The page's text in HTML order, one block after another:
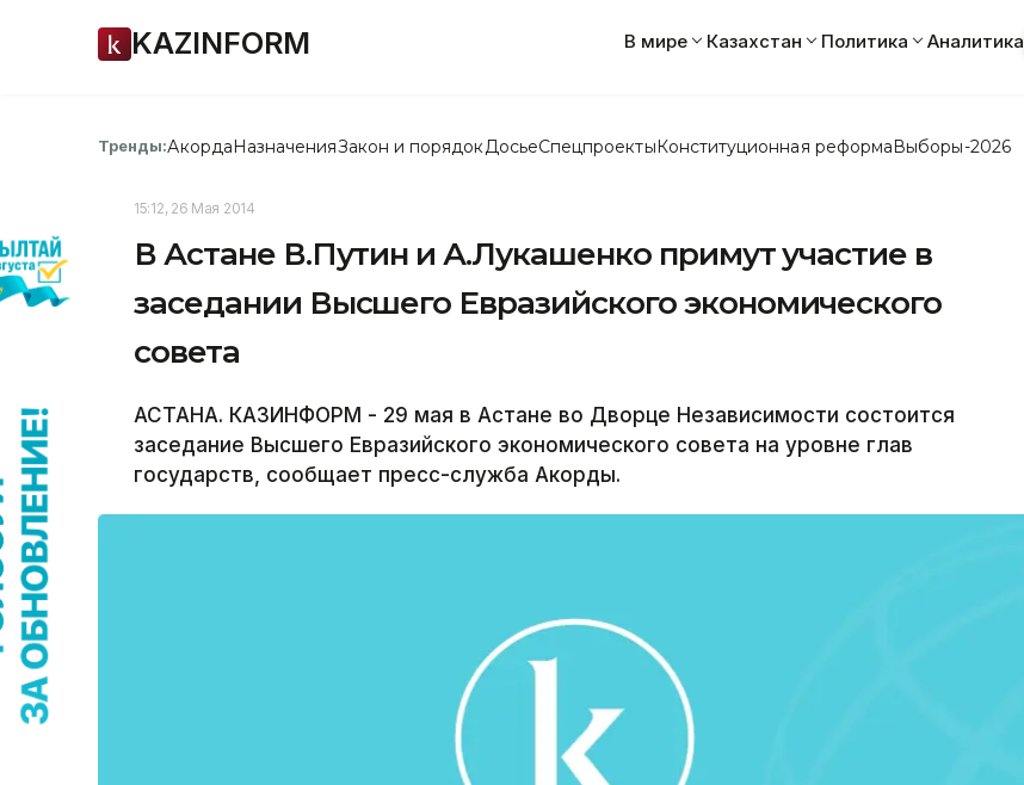
KAZINFORM В мире Казахстан Политика Аналитика
Тренды:АкордаНазначенияЗакон и порядок ДосьеСпецпроектыКонституционная реформаВыборы-2026
15:12, 26 Мая 2014
В Астане В.Путин и А.Лукашенко примут участие в
заседании Высшего Евразийского экономического
совета
АСТАНА. КАЗИНФОРМ - 29 мая в Астане во Дворце Независимости состоится
заседание Высшего Евразийского экономического совета на уровне глав
государств, сообщает пресс-служба Акорды.